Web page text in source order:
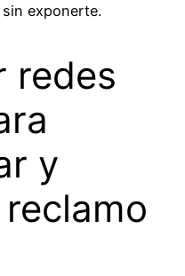
exponerte.
redes
y